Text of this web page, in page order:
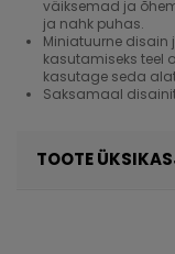
väiksemad ja
ja nahk puhas.
Miniatuurne
kasutamiseks teel
kasutage seda
Saksamaal
TOOTE